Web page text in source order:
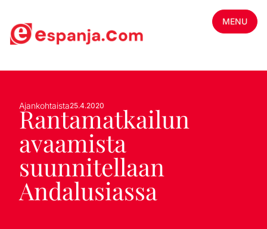
MENU
Ajankohtaista25.4.2020
Rantamatkailun
avaamista
suunnitellaan
Andalusiassa